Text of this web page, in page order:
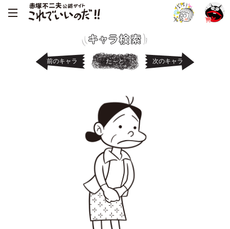
前のキャラ た～と 次のキャラ